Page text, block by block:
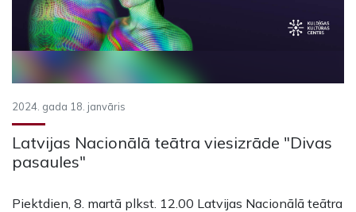
2024. gada 18. janvāris
Latvijas Nacionālā teātra viesizrāde "Divas
pasaules"
Piektdien, 8. martā plkst. 12.00 Latvijas Nacionālā teātra